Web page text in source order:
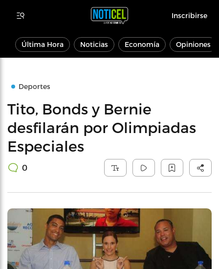
Inscribirse
Última Hora Noticias Economía Opiniones
Deportes
Tito, Bonds y Bernie
desfilarán por Olimpiadas
Especiales
0